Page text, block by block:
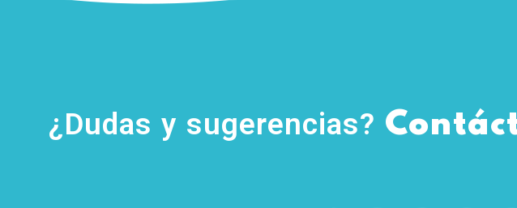
¿Dudas y sugerencias?